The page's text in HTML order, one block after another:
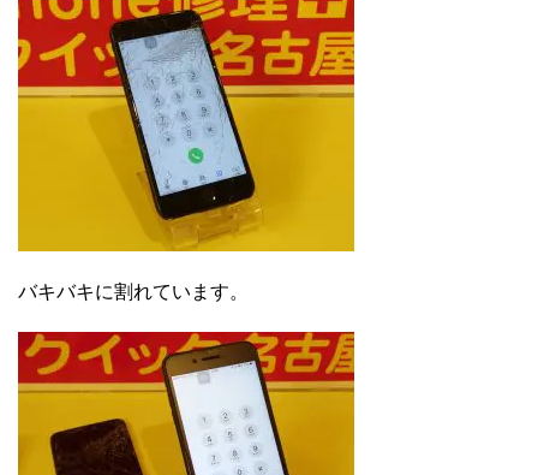
バキバキに割れています。